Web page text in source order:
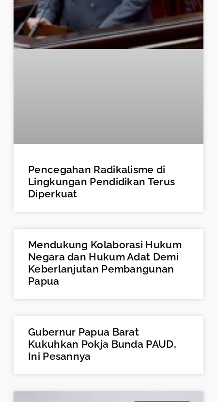
Pencegahan Radikalisme di
Lingkungan Pendidikan Terus
Diperkuat
Mendukung Kolaborasi Hukum
Negara dan Hukum Adat Demi
Keberlanjutan Pembangunan
Papua
Gubernur Papua Barat
Kukuhkan Pokja Bunda PAUD,
Ini Pesannya